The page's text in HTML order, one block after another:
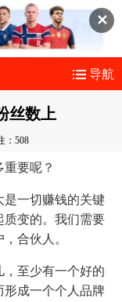
✕
导航
丝数上
：508
要呢？
一切赚钱的关键
质变的。我们需要
合伙人。
至少有一个好的
形成一个个人品牌